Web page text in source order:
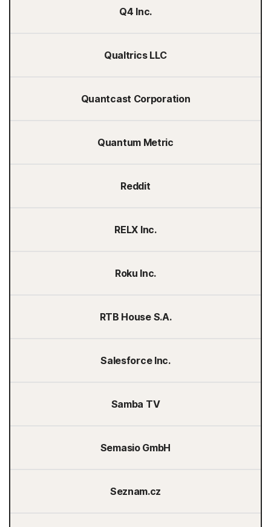
Q4 Inc.
Qualtrics LLC
Quantcast Corporation
Quantum Metric
Reddit
RELX Inc.
Roku Inc.
RTB House S.A.
Salesforce Inc.
Samba TV
Semasio GmbH
Seznam.cz